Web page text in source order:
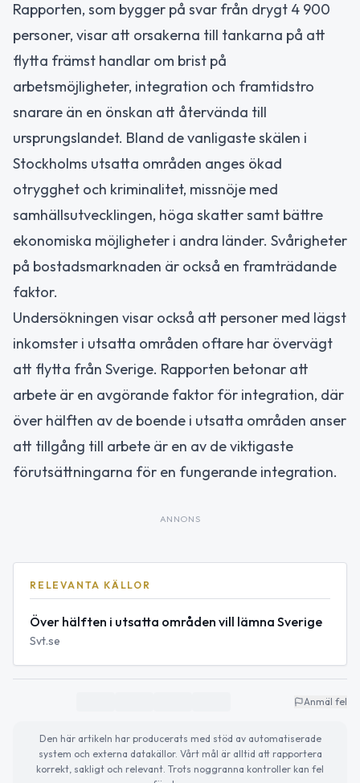
Rapporten, som bygger på svar från drygt 4 900
personer, visar att orsakerna till tankarna på att
flytta främst handlar om brist på
arbetsmöjligheter, integration och framtidstro
snarare än en önskan att återvända till
ursprungslandet. Bland de vanligaste skälen i
Stockholms utsatta områden anges ökad
otrygghet och kriminalitet, missnöje med
samhällsutvecklingen, höga skatter samt bättre
ekonomiska möjligheter i andra länder. Svårigheter
på bostadsmarknaden är också en framträdande
faktor.
Undersökningen visar också att personer med lägst
inkomster i utsatta områden oftare har övervägt
att flytta från Sverige. Rapporten betonar att
arbete är en avgörande faktor för integration, där
över hälften av de boende i utsatta områden anser
att tillgång till arbete är en av de viktigaste
förutsättningarna för en fungerande integration.
ANNONS
RELEVANTA KÄLLOR
Över hälften i utsatta områden vill lämna Sverige
Svt.se
Anmäl fel
Den här artikeln har producerats med stöd av automatiserade
system och externa datakällor. Vårt mål är alltid att rapportera
korrekt, sakligt och relevant. Trots noggranna kontroller kan fel